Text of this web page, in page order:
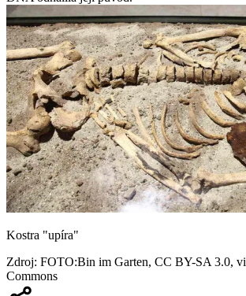
Kostra "upíra"
Zdroj: FOTO:Bin im Garten, CC BY-SA 3.0,
Commons